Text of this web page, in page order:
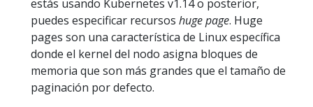
estás usando Kubernetes v1.14 o posterior,
puedes especificar recursos huge page. Huge
pages son una característica de Linux específica
donde el kernel del nodo asigna bloques de
memoria que son más grandes que el tamaño de
paginación por defecto.